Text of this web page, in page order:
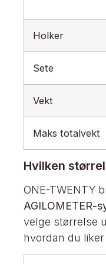
Holker
Sete
Vekt
Maks totalvekt
Hvilken
ONE-TWENTY
AGILOMETER-
velge størrelse
hvordan du